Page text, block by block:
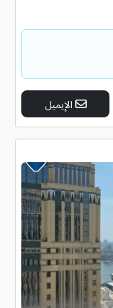
الإيميل